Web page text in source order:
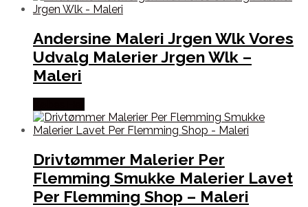
Andersine Maleri Jrgen Wlk Vores
Udvalg Malerier Jrgen Wlk –
Maleri
Drivtømmer Malerier Per
Flemming Smukke Malerier Lavet
Per Flemming Shop – Maleri